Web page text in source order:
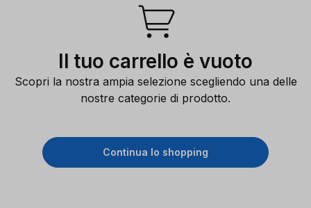
Il tuo carrello è vuoto
Scopri la nostra ampia selezione scegliendo una delle
nostre categorie di prodotto.
Continua lo shopping